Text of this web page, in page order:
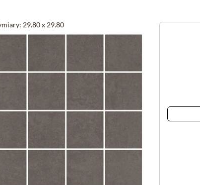
29.80 x 29.80